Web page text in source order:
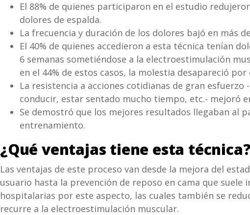
El 88% de quienes participaron en el estudio
dolores de espalda.
La frecuencia y duración de los dolores bajó en más
El 40% de quienes accedieron a esta técnica tenían
6 semanas sometiéndose a la electroestimulación
en el 44% de estos casos, la molestia desapareció
La resistencia a acciones cotidianas de gran
conducir, estar sentado mucho tiempo, etc.- mejoró
Se demostró que los mejores resultados llegaban al
entrenamiento.
¿Qué ventajas tiene esta técnica?
Las ventajas de este proceso van desde la mejora del
usuario hasta la prevención de reposo en cama que suele
hospitalarias por este aspecto, las cuales también se
recurre a la electroestimulación muscular.